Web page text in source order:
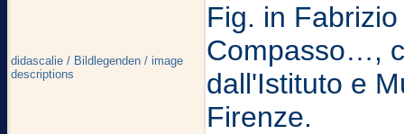
didascalie / Bildlegenden / image
descriptions
Fig. in
Compasso…,
dall'Istituto e
Firenze.